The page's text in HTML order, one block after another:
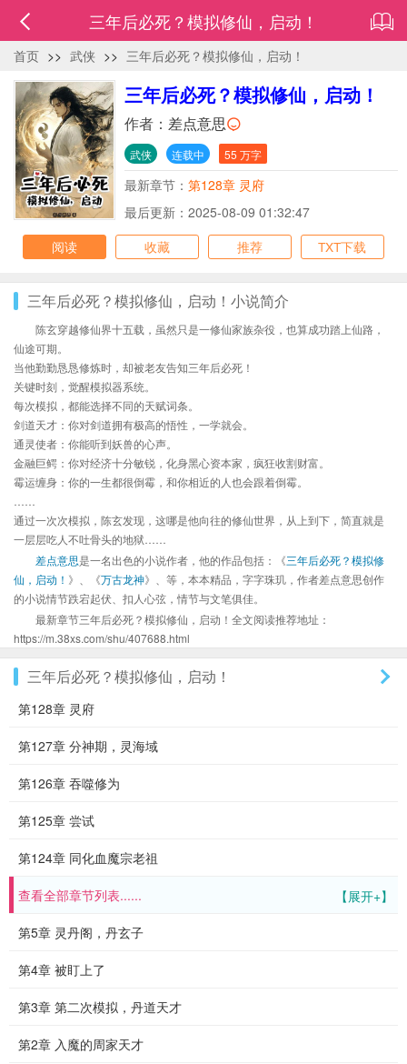
三年后必死？模拟修仙，启动！
首页 >> 武侠 >> 三年后必死？模拟修仙，启动！
三年后必死？模拟修仙，启动！
作者： 差点意思
武侠 连载中 55 万字
最新章节： 第128章 灵府
最后更新：2025-08-09 01:32:47
阅读
收藏 推荐 TXT下载
三年后必死？模拟修仙，启动！小说简介
陈玄穿越修仙界十五载，虽然只是一修仙家族杂役，也算成功踏上仙路，
仙途可期。
当他勤勤恳恳修炼时，却被老友告知三年后必死！
关键时刻，觉醒模拟器系统。
每次模拟，都能选择不同的天赋词条。
剑道天才：你对剑道拥有极高的悟性，一学就会。
通灵使者：你能听到妖兽的心声。
金融巨鳄：你对经济十分敏锐，化身黑心资本家，疯狂收割财富。
霉运缠身：你的一生都很倒霉，和你相近的人也会跟着倒霉。
通过一次次模拟，陈玄发现，这哪是他向往的修仙世界，从上到下，简直就是
一层层吃人不吐骨头的地狱……
差点意思是一名出色的小说作者，他的作品包括：《三年后必死？模拟修
仙，启动！ 》、《万古龙神》、等，本本精品，字字珠玑，作者差点意思创作
的小说情节跌宕起伏、扣人心弦，情节与文笔俱佳。
最新章节三年后必死？模拟修仙，启动！全文阅读推荐地址：
https://m.38xs.com/shu/407688.html
三年后必死？模拟修仙，启动！
第128章 灵府
第127章 分神期，灵海域
第126章 吞噬修为
第125章 尝试
第124章 同化血魔宗老祖
【展开+】
查看全部章节列表......
第5章 灵丹阁，丹玄子
第4章 被盯上了
第3章 第二次模拟，丹道天才
第2章 入魔的周家天才